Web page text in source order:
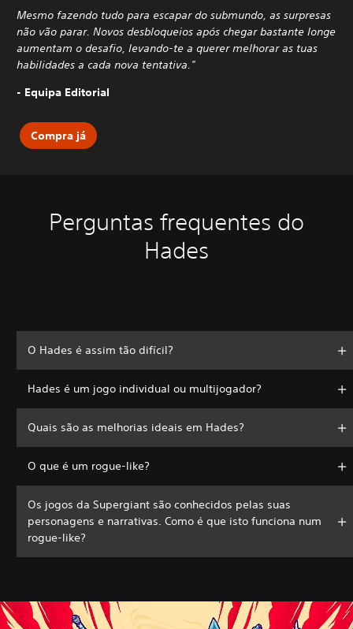
Mesmo fazendo tudo para escapar do submundo, as surpresas
não vão parar. Novos desbloqueios após chegar bastante longe
aumentam o desafio, levando-te a querer melhorar as tuas
habilidades a cada nova tentativa."
- Equipa Editorial
Compra já
Perguntas frequentes do
Hades
O Hades é assim tão difícil?
Hades é um jogo individual ou multijogador?
Quais são as melhorias ideais em Hades?
O que é um rogue-like?
Os jogos da Supergiant são conhecidos pelas suas
personagens e narrativas. Como é que isto funciona num
rogue-like?